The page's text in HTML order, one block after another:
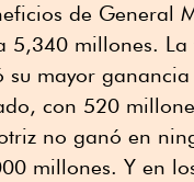
de General
5,340 millones.
su mayor ganancia
con 520
no ganó en
millones. Y en